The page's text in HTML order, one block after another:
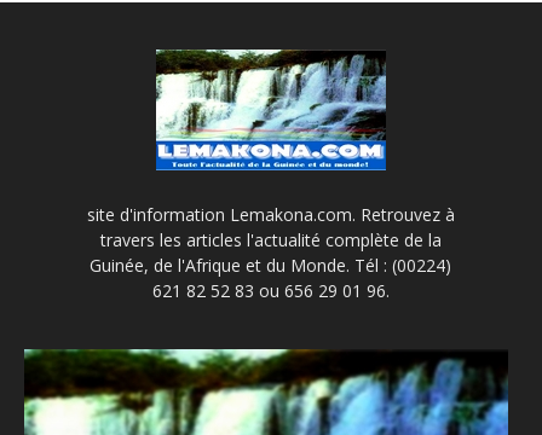
site d'information Lemakona.com. Retrouvez à
travers les articles l'actualité complète de la
Guinée, de l'Afrique et du Monde. Tél : (00224)
621 82 52 83 ou 656 29 01 96.